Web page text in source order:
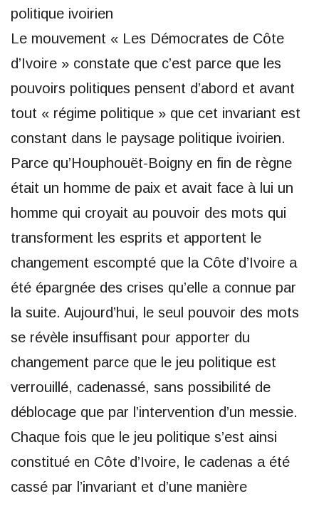
politique ivoirien
Le mouvement « Les Démocrates de Côte
d’Ivoire » constate que c’est parce que les
pouvoirs politiques pensent d’abord et avant
tout « régime politique » que cet invariant est
constant dans le paysage politique ivoirien.
Parce qu’Houphouët-Boigny en fin de règne
était un homme de paix et avait face à lui un
homme qui croyait au pouvoir des mots qui
transforment les esprits et apportent le
changement escompté que la Côte d’Ivoire a
été épargnée des crises qu’elle a connue par
la suite. Aujourd’hui, le seul pouvoir des mots
se révèle insuffisant pour apporter du
changement parce que le jeu politique est
verrouillé, cadenassé, sans possibilité de
déblocage que par l’intervention d’un messie.
Chaque fois que le jeu politique s’est ainsi
constitué en Côte d’Ivoire, le cadenas a été
cassé par l’invariant et d’une manière